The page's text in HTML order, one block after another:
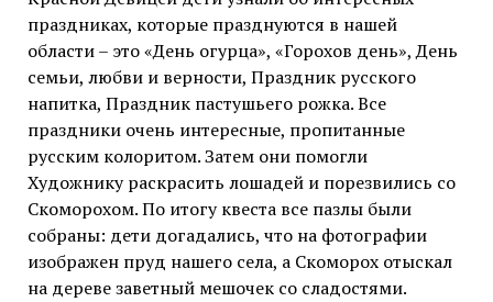
праздниках, которые празднуются в нашей
области – это «День огурца», «Горохов день», День
семьи, любви и верности, Праздник русского
напитка, Праздник пастушьего рожка. Все
праздники очень интересные, пропитанные
русским колоритом. Затем они помогли
Художнику раскрасить лошадей и порезвились со
Скоморохом. По итогу квеста все пазлы были
собраны: дети догадались, что на фотографии
изображен пруд нашего села, а Скоморох отыскал
на дереве заветный мешочек со сладостями.